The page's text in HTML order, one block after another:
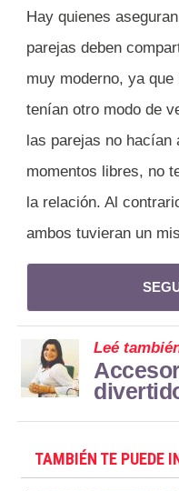
Hay quienes
parejas deben
muy moderno, ya
tenían otro modo de
las parejas no hacían
momentos libres, no
la relación. Al
ambos tuvieran un
Leé
TAMBIÉN TE PUEDE